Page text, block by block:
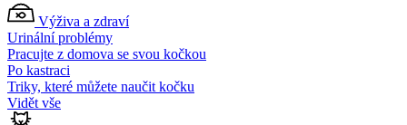
Výživa a zdraví
Urinální problémy
Pracujte z domova se svou kočkou
Po kastraci
Triky, které můžete naučit kočku
Vidět vše